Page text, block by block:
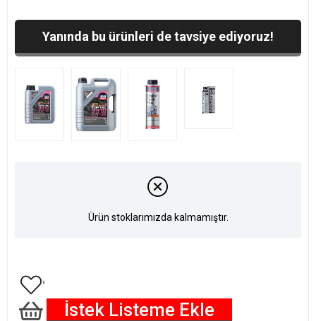
Yanında bu ürünleri de tavsiye ediyoruz!
Ürün stoklarımızda kalmamıştır.
İstek Listeme Ekle